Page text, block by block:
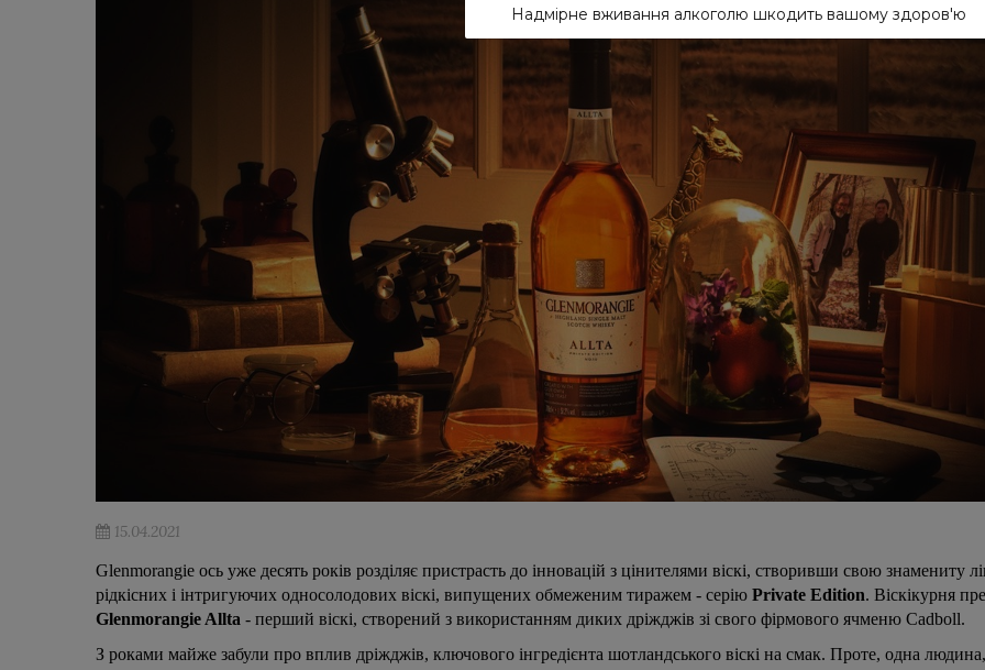
15.04.2021
Glenmorangie ось уже десять років розділяє пристрасть до інновацій з цінителями віскі, створивши свою знамениту
рідкісних і інтригуючих односолодових віскі, випущених обмеженим тиражем - серію Private Edition. Віскікурня
Glenmorangie Allta - перший віскі, створений з використанням диких дріжджів зі свого фірмового ячменю Cadboll.
З роками майже забули про вплив дріжджів, ключового інгредієнта шотландського віскі на смак. Проте, одна людина,
Віскі Glenmorangie Original
10 років 0,7 л. 40% в
подарунковій упаковці
Нема в наявності
1599 ₴
В Кошик
Коньяк Hennessy
0,7 л. в
упаковці
Є в наявності
2220 ₴
В Кошик
Надмірне вживання алкоголю шкодить вашому здоров'ю